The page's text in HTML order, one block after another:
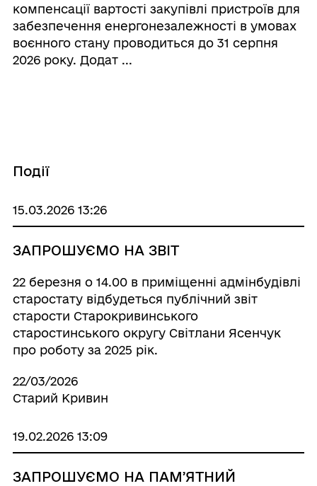
компенсації вартості закупівлі пристроїв для
забезпечення енергонезалежності в умовах
воєнного стану проводиться до 31 серпня
2026 року. Додат ...
Події
15.03.2026 13:26
ЗАПРОШУЄМО НА ЗВІТ
22 березня о 14.00 в приміщенні адмінбудівлі
старостату відбудеться публічний звіт
старости Старокривинського
старостинського округу Світлани Ясенчук
про роботу за 2025 рік.
22/03/2026
Старий Кривин
19.02.2026 13:09
ЗАПРОШУЄМО НА ПАМʼЯТНИЙ